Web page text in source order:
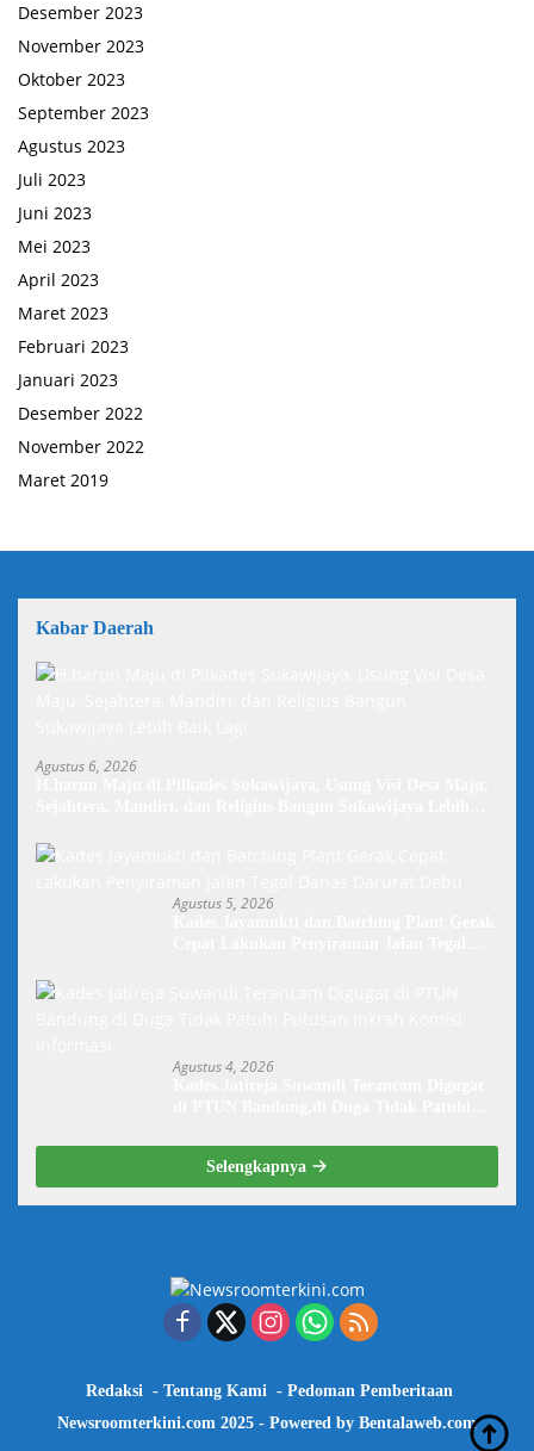
Desember 2023
November 2023
Oktober 2023
September 2023
Agustus 2023
Juli 2023
Juni 2023
Mei 2023
April 2023
Maret 2023
Februari 2023
Januari 2023
Desember 2022
November 2022
Maret 2019
Kabar Daerah
Agustus 6, 2026
Agustus 5, 2026
Agustus 4, 2026
Selengkapnya
Redaksi Tentang Kami
Pedoman Pemberitaan
Newsroomterkini.com 2025 - Powered by Bentalaweb.com